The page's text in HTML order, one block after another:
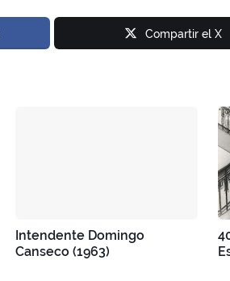
Compartir el X
Intendente Domingo
Canseco (1963)